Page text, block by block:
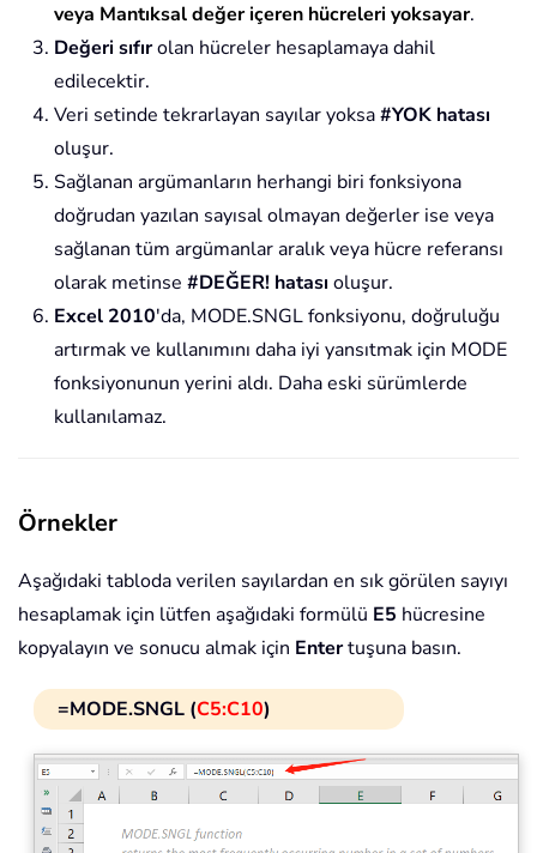
veya Mantıksal değer içeren hücreleri yoksayar.
Değeri sıfırolan hücreler hesaplamaya dahil
edilecektir.
Veri setinde tekrarlayan sayılar yoksa#YOK hatası
oluşur.
Sağlanan argümanların herhangi biri fonksiyona
doğrudan yazılan sayısal olmayan değerler ise veya
sağlanan tüm argümanlar aralık veya hücre referansı
olarak metinse #DEĞER! hatası oluşur.
Excel 2010'da, MODE.SNGL fonksiyonu, doğruluğu
artırmak ve kullanımını daha iyi yansıtmak için MODE
fonksiyonunun yerini aldı. Daha eski sürümlerde
kullanılamaz.
Örnekler
Aşağıdaki tabloda verilen sayılardan en sık görülen sayıyı
hesaplamak için lütfen aşağıdaki formülü E5 hücresine
kopyalayın ve sonucu almak için Entertuşuna basın.
=MODE.SNGL (C5:C10)